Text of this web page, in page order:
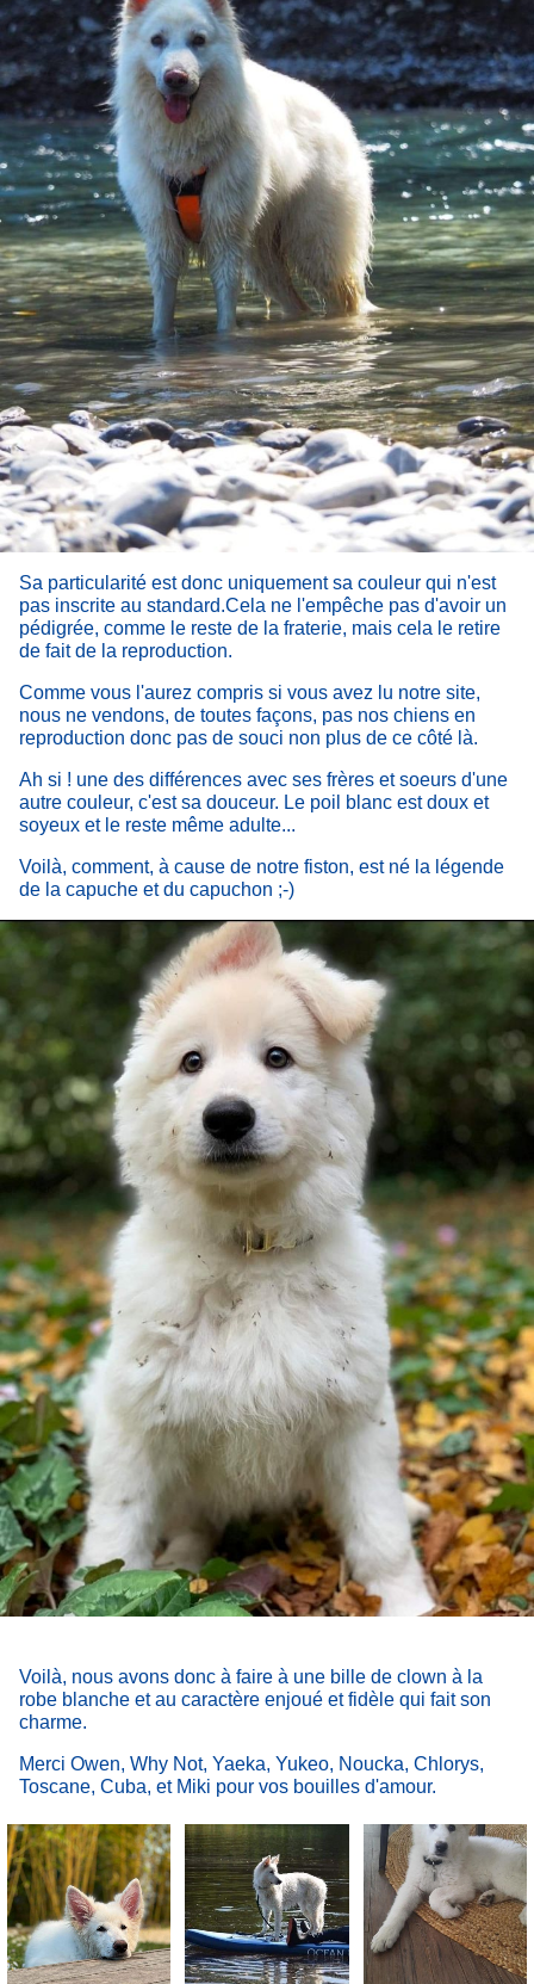
Sa particularité est donc uniquement sa couleur qui n'est
pas inscrite au standard.Cela ne l'empêche pas d'avoir un
pédigrée, comme le reste de la fraterie, mais cela le retire
de fait de la reproduction.
Comme vous l'aurez compris si vous avez lu notre site,
nous ne vendons, de toutes façons, pas nos chiens en
reproduction donc pas de souci non plus de ce côté là.
Ah si ! une des différences avec ses frères et soeurs d'une
autre couleur, c'est sa douceur. Le poil blanc est doux et
soyeux et le reste même adulte...
Voilà, comment, à cause de notre fiston, est né la légende
de la capuche et du capuchon ;-)
Voilà, nous avons donc à faire à une bille de clown à la
robe blanche et au caractère enjoué et fidèle qui fait son
charme.
Merci Owen, Why Not, Yaeka, Yukeo, Noucka, Chlorys,
Toscane, Cuba, et Miki pour vos bouilles d'amour.